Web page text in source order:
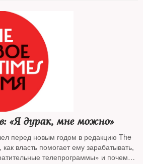
Михаил Ефремов: «Я дурак, мне можно»
перед новым годом в редакцию The
власть помогает ему зарабатывать,
телепрограммы» и почему